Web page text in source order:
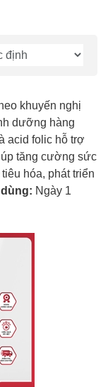
khuyến nghị
dưỡng hàng
acid folic hỗ trợ
tăng cường sức
hóa, phát triển
Ngày 1